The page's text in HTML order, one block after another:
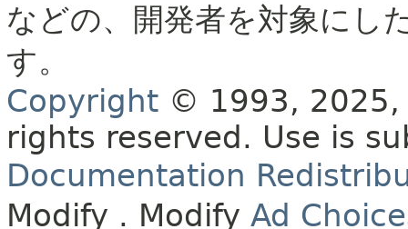
などの、開発者を対象にし
す。
Copyright © 1993,
rights reserved. Use is
Documentation
Modify . Modify Ad